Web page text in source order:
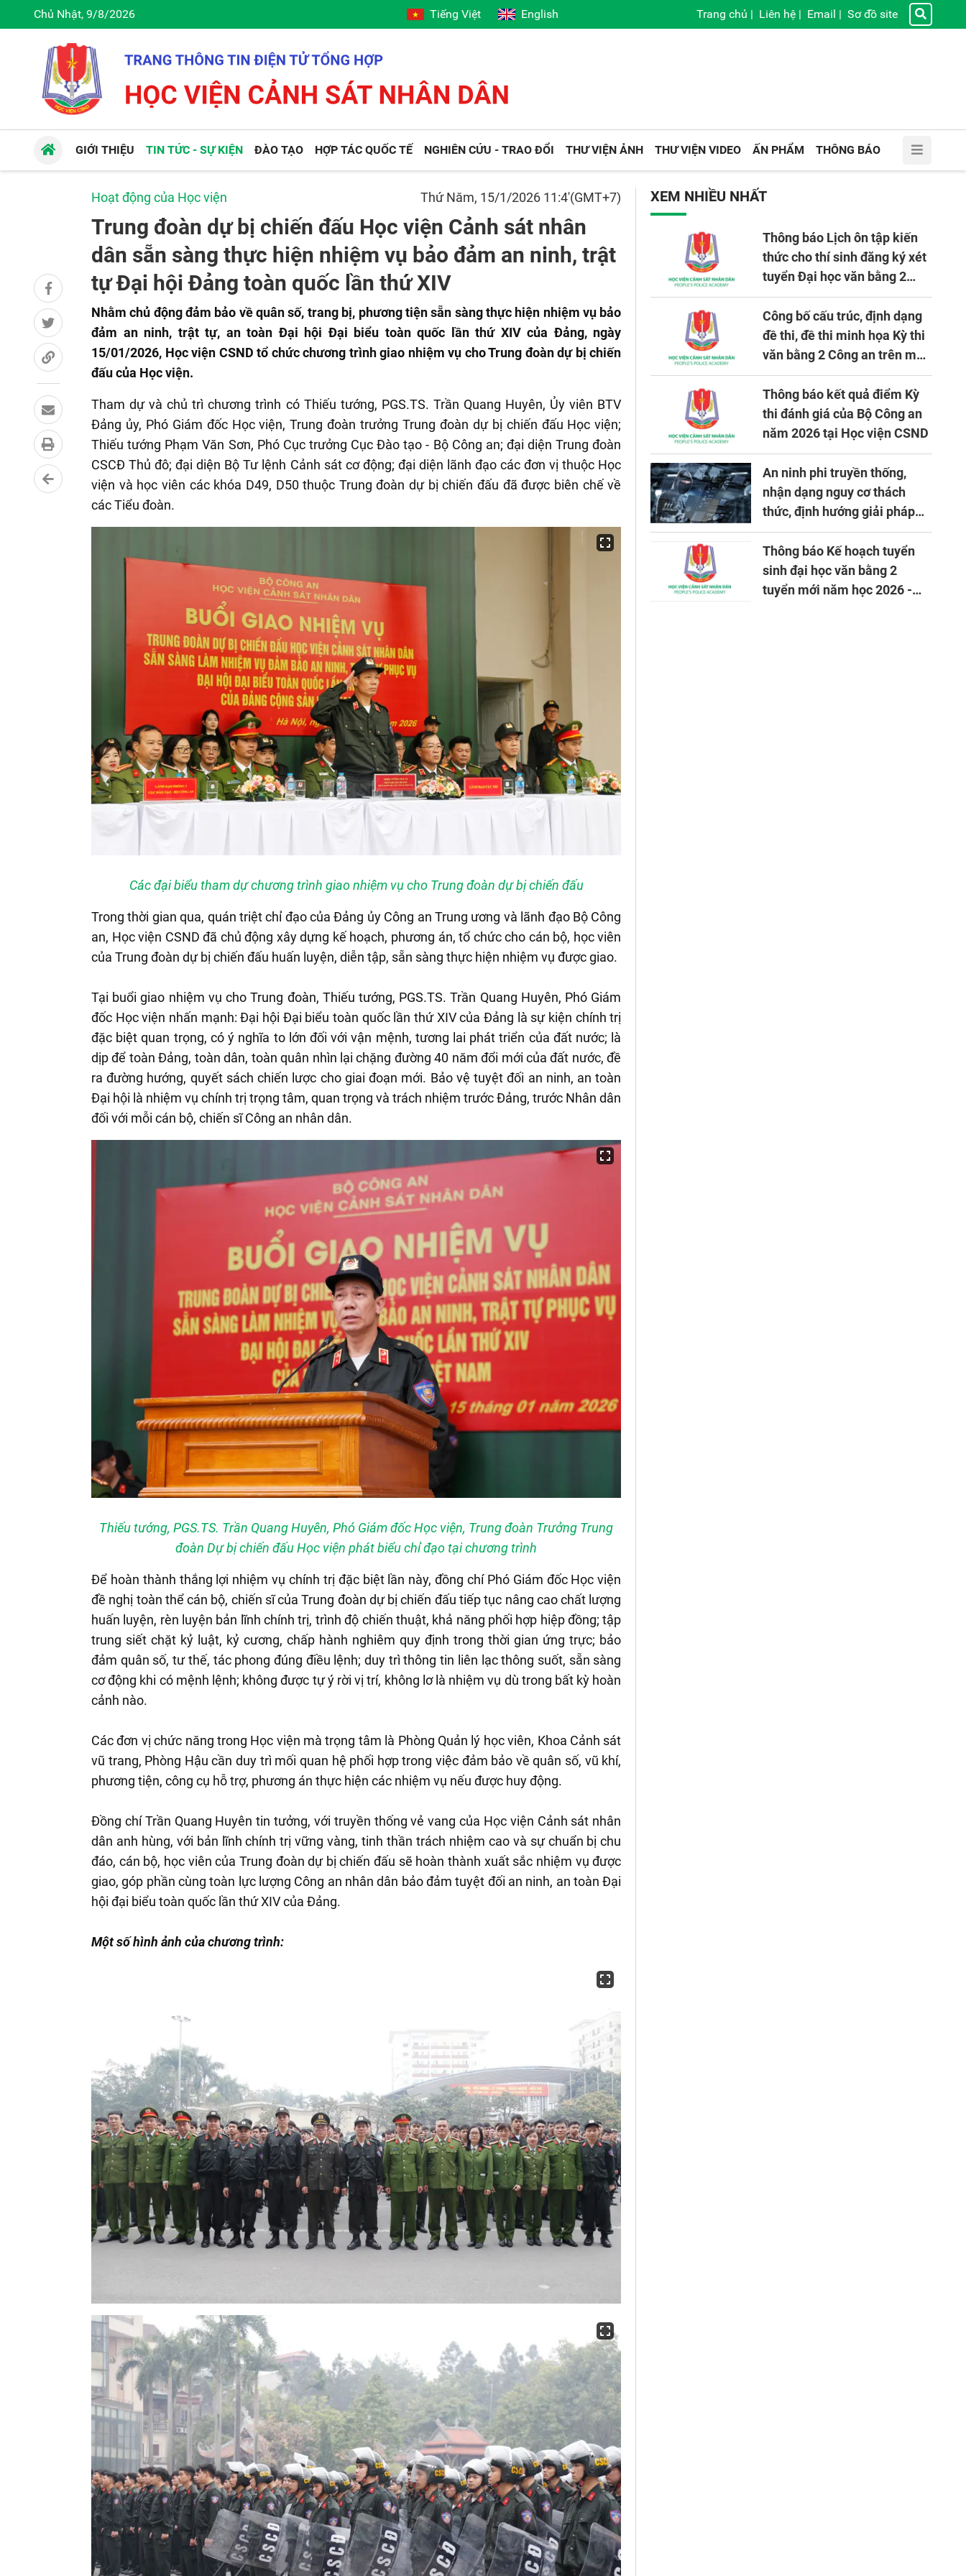
Chủ Nhật, 9/8/2026 Tiếng Việt English Trang chủ | Liên hệ | Email | Sơ đồ site
GIỚI THIỆU TIN TỨC - SỰ KIỆN ĐÀO TẠO HỢP TÁC QUỐC TẾ NGHIÊN CỨU - TRAO ĐỔI THƯ VIỆN ẢNH THƯ VIỆN VIDEO ẤN PHẨM THÔNG BÁO
Hoạt động của Học viện Thứ Năm, 15/1/2026 11:4'(GMT+7)
Trung đoàn dự bị chiến đấu Học viện Cảnh sát nhân
dân sẵn sàng thực hiện nhiệm vụ bảo đảm an ninh, trật
tự Đại hội Đảng toàn quốc lần thứ XIV
Nhằm chủ động đảm bảo về quân số, trang bị, phương tiện sẵn sàng thực hiện nhiệm vụ bảo
đảm an ninh, trật tự, an toàn Đại hội Đại biểu toàn quốc lần thứ XIV của Đảng, ngày
15/01/2026, Học viện CSND tổ chức chương trình giao nhiệm vụ cho Trung đoàn dự bị chiến
đấu của Học viện.
Tham dự và chủ trì chương trình có Thiếu tướng, PGS.TS. Trần Quang Huyên, Ủy viên BTV
Đảng ủy, Phó Giám đốc Học viện, Trung đoàn trưởng Trung đoàn dự bị chiến đấu Học viện;
Thiếu tướng Phạm Văn Sơn, Phó Cục trưởng Cục Đào tạo - Bộ Công an; đại diện Trung đoàn
CSCĐ Thủ đô; đại diện Bộ Tư lệnh Cảnh sát cơ động; đại diện lãnh đạo các đơn vị thuộc Học
viện và học viên các khóa D49, D50 thuộc Trung đoàn dự bị chiến đấu đã được biên chế về
các Tiểu đoàn.
Các đại biểu tham dự chương trình giao nhiệm vụ cho Trung đoàn dự bị chiến đấu
Trong thời gian qua, quán triệt chỉ đạo của Đảng ủy Công an Trung ương và lãnh đạo Bộ Công
an, Học viện CSND đã chủ động xây dựng kế hoạch, phương án, tổ chức cho cán bộ, học viên
của Trung đoàn dự bị chiến đấu huấn luyện, diễn tập, sẵn sàng thực hiện nhiệm vụ được giao.
Tại buổi giao nhiệm vụ cho Trung đoàn, Thiếu tướng, PGS.TS. Trần Quang Huyên, Phó Giám
đốc Học viện nhấn mạnh: Đại hội Đại biểu toàn quốc lần thứ XIV của Đảng là sự kiện chính trị
đặc biệt quan trọng, có ý nghĩa to lớn đối với vận mệnh, tương lai phát triển của đất nước; là
dịp để toàn Đảng, toàn dân, toàn quân nhìn lại chặng đường 40 năm đổi mới của đất nước, đề
ra đường hướng, quyết sách chiến lược cho giai đoạn mới. Bảo vệ tuyệt đối an ninh, an toàn
Đại hội là nhiệm vụ chính trị trọng tâm, quan trọng và trách nhiệm trước Đảng, trước Nhân dân
đối với mỗi cán bộ, chiến sĩ Công an nhân dân.
Thiếu tướng, PGS.TS. Trần Quang Huyên, Phó Giám đốc Học viện, Trung đoàn Trưởng Trung
đoàn Dự bị chiến đấu Học viện phát biểu chỉ đạo tại chương trình
Để hoàn thành thắng lợi nhiệm vụ chính trị đặc biệt lần này, đồng chí Phó Giám đốc Học viện
đề nghị toàn thể cán bộ, chiến sĩ của Trung đoàn dự bị chiến đấu tiếp tục nâng cao chất lượng
huấn luyện, rèn luyện bản lĩnh chính trị, trình độ chiến thuật, khả năng phối hợp hiệp đồng; tập
trung siết chặt kỷ luật, kỷ cương, chấp hành nghiêm quy định trong thời gian ứng trực; bảo
đảm quân số, tư thế, tác phong đúng điều lệnh; duy trì thông tin liên lạc thông suốt, sẵn sàng
cơ động khi có mệnh lệnh; không được tự ý rời vị trí, không lơ là nhiệm vụ dù trong bất kỳ hoàn
cảnh nào.
Các đơn vị chức năng trong Học viện mà trọng tâm là Phòng Quản lý học viên, Khoa Cảnh sát
vũ trang, Phòng Hậu cần duy trì mối quan hệ phối hợp trong việc đảm bảo về quân số, vũ khí,
phương tiện, công cụ hỗ trợ, phương án thực hiện các nhiệm vụ nếu được huy động.
Đồng chí Trần Quang Huyên tin tưởng, với truyền thống vẻ vang của Học viện Cảnh sát nhân
dân anh hùng, với bản lĩnh chính trị vững vàng, tinh thần trách nhiệm cao và sự chuẩn bị chu
đáo, cán bộ, học viên của Trung đoàn dự bị chiến đấu sẽ hoàn thành xuất sắc nhiệm vụ được
giao, góp phần cùng toàn lực lượng Công an nhân dân bảo đảm tuyệt đối an ninh, an toàn Đại
hội đại biểu toàn quốc lần thứ XIV của Đảng.
Một số hình ảnh của chương trình:
XEM NHIỀU NHẤT
Thông báo Lịch ôn tập kiến
thức cho thí sinh đăng ký xét
tuyển Đại học văn bằng 2
tuyển mới, mở tại Học viện
CSND năm học 2026 - 2027
Công bố cấu trúc, định dạng
đề thi, đề thi minh họa Kỳ thi
văn bằng 2 Công an trên máy
tính
Thông báo kết quả điểm Kỳ
thi đánh giá của Bộ Công an
năm 2026 tại Học viện CSND
An ninh phi truyền thống,
nhận dạng nguy cơ thách
thức, định hướng giải pháp
đảm bảo an ninh quốc gia
trong tình hình hiện nay
Thông báo Kế hoạch tuyển
sinh đại học văn bằng 2
tuyển mới năm học 2026 -